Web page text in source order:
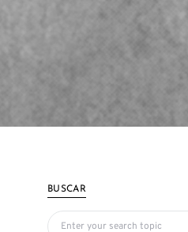
BUSCAR
Search for: